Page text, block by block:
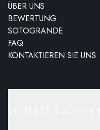
ÜBER UNS
BEWERTUNG
SOTOGRANDE
FAQ
KONTAKTIEREN SIE UNS